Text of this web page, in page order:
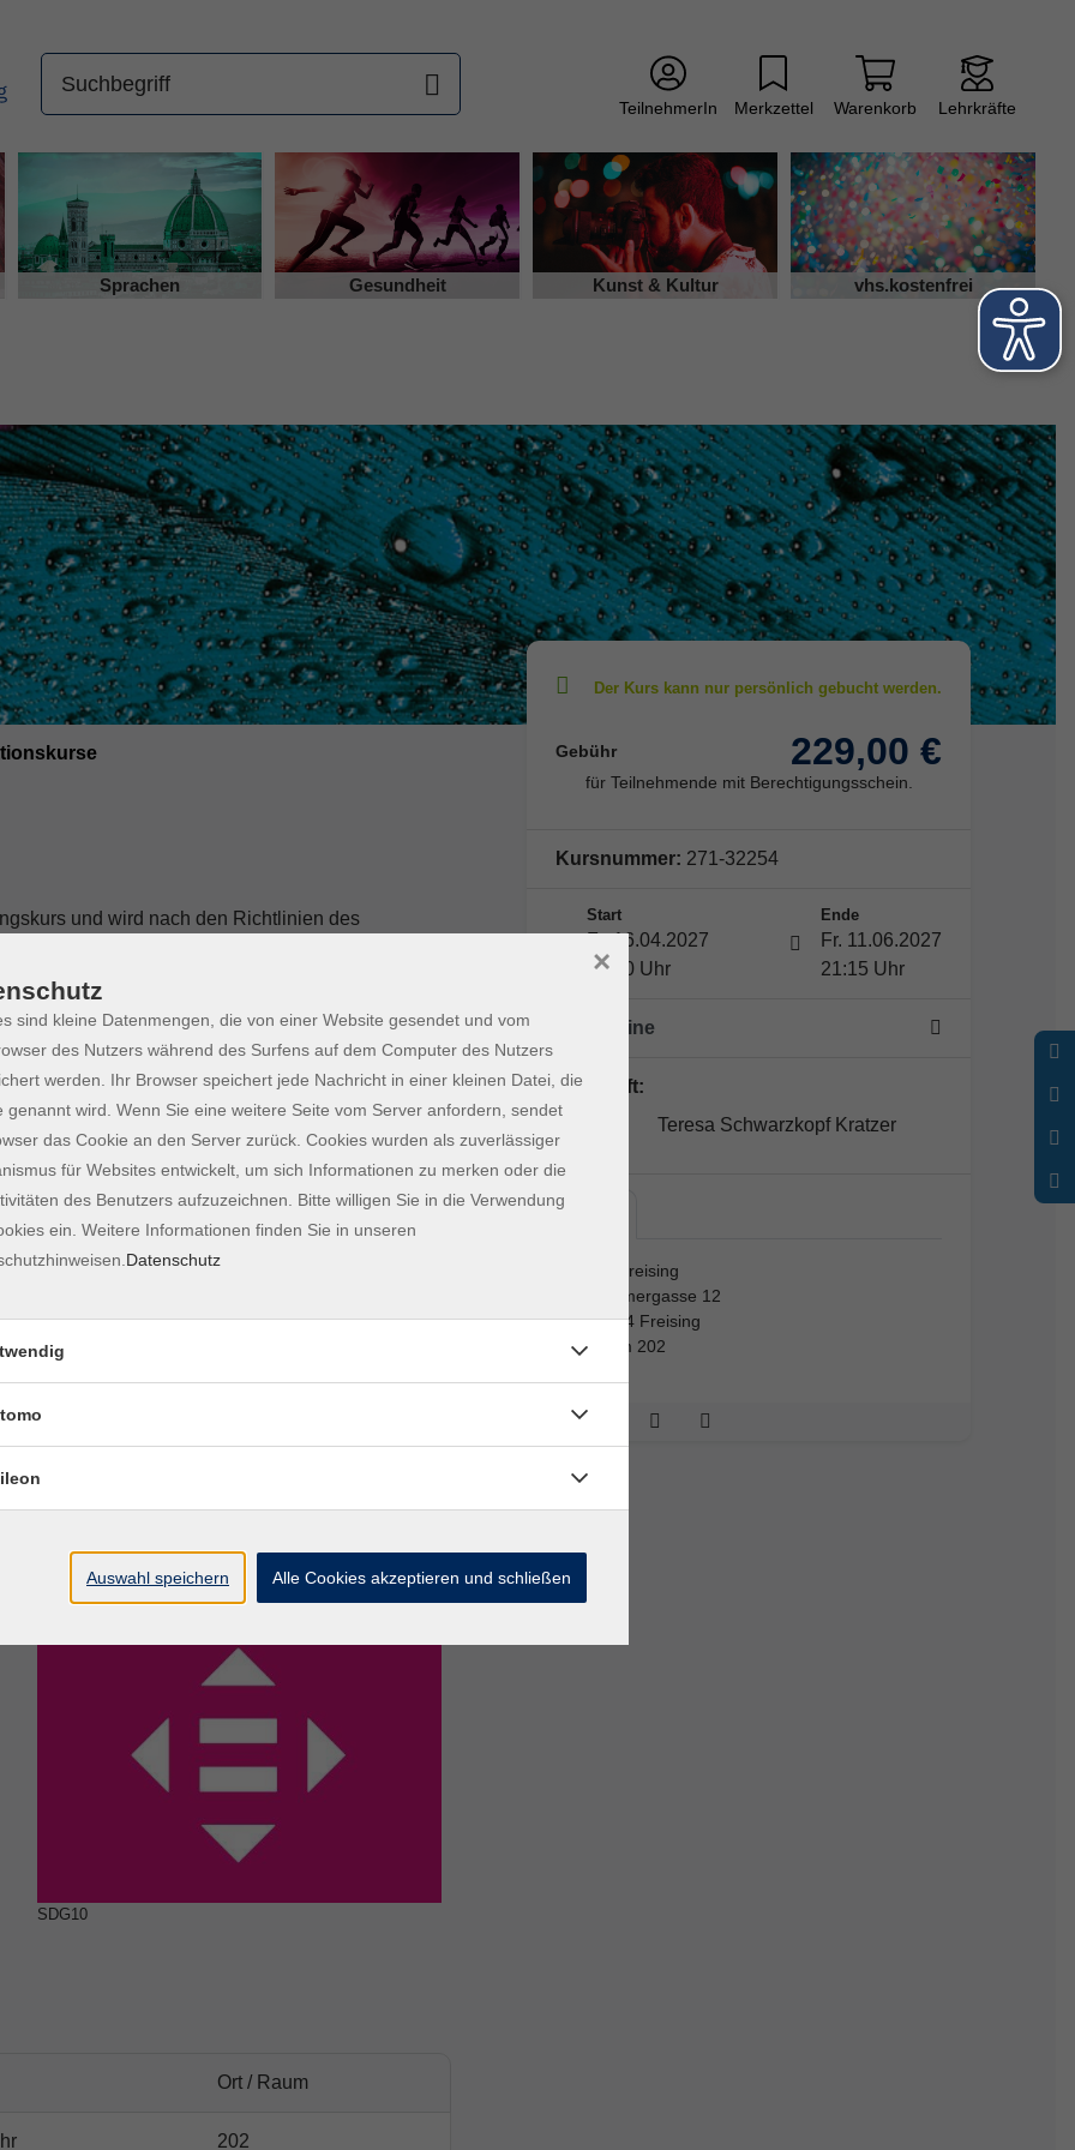
TeilnehmerIn Merkzettel Warenkorb Lehrkräfte
Sprachen Gesundheit Kunst & Kultur vhs.kostenfrei
und wird nach den Richtlinien des
dem Gemeinsamen Europäischen
statt. Der Unterricht an Feiertagen wird
390 EUR (Zahlung in 2 Raten möglich)
möglich. Bitte kommen Sie während
Freitag von 10 bis 12 Uhr sowie Donnerstag von
an
Integration in Gesellschaft und Arbeitsmarkt,
SDG10
Ort / Raum
202
Gebühr 229,00 €
für Teilnehmende mit Berechtigungsschein.
Kursnummer: 271-32254
Start
Fr. 16.04.2027
18:00 Uhr
Ende
Fr. 11.06.2027
21:15 Uhr
25 Termine
Lehrkraft:
Teresa Schwarzkopf Kratzer
vhs Freising
Kammergasse 12
85354 Freising
Raum 202
sind kleine Datenmengen, die von einer Website gesendet und vom
des Nutzers während des Surfens auf dem Computer des Nutzers
werden. Ihr Browser speichert jede Nachricht in einer kleinen Datei, die
genannt wird. Wenn Sie eine weitere Seite vom Server anfordern, sendet
das Cookie an den Server zurück. Cookies wurden als zuverlässiger
für Websites entwickelt, um sich Informationen zu merken oder die
des Benutzers aufzuzeichnen. Bitte willigen Sie in die Verwendung
ein. Weitere Informationen finden Sie in unseren
Datenschutz
×
Auswahl speichern Alle Cookies akzeptieren und schließen